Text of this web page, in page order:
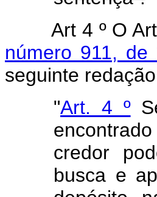
Art 4 º O
número 911,
seguinte
"Art. 4 º
credor
busca e